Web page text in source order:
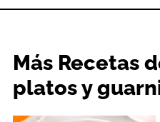
Más Recetas
platos y